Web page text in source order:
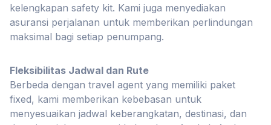
kelengkapan safety kit. Kami juga menyediakan
asuransi perjalanan untuk memberikan perlindungan
maksimal bagi setiap penumpang.
Fleksibilitas Jadwal dan Rute
Berbeda dengan travel agent yang memiliki paket
fixed, kami memberikan kebebasan untuk
menyesuaikan jadwal keberangkatan, destinasi, dan